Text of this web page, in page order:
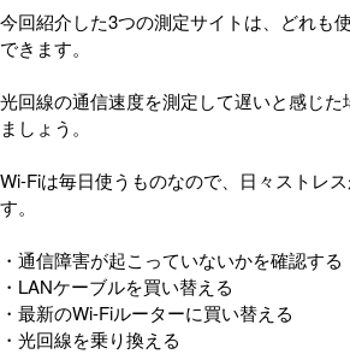
今回紹介した3つの測定サイトは、どれも
できます。
光回線の通信速度を測定して遅いと感じた
ましょう。
Wi-Fiは毎日使うものなので、日々ストレ
す。
・通信障害が起こっていないかを確認する
・LANケーブルを買い替える
・最新のWi-Fiルーターに買い替える
・光回線を乗り換える